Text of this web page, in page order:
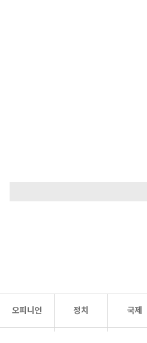
오피니언 정치 국제